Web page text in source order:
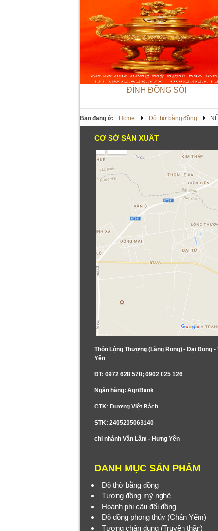
ĐỈNH ĐỒNG SÒI
Bạn đang ở: Home Đồ thờ bằng đồng
CƠ SỞ SẢN XUẤT
Thôn Lộng Thượng (Làng Rồng) - Đại Đồng -
Yên
ĐT: 0972 628 578; 0902 025 126
Ngân hàng: AgriBank
CTK: Dương Việt Bách
STK: 2405205063140
chi nhánh Văn Lâm - Hưng Yên
DANH MỤC SẢN PHẨM
Đồ thờ bằng đồng
Tượng đồng mỹ nghệ
Hoành phi câu đối đồng
Đồ đồng phong thủy (Chấn Yểm)
Tượng chân dung (Truyền thần)